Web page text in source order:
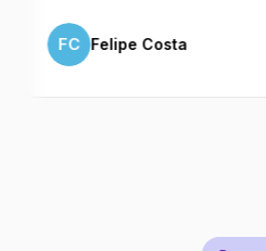
Felipe Costa